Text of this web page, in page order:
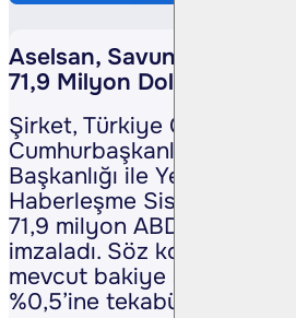
Aselsan, Savunma Sanayii
71,9 Milyon Dolarlık
Şirket, Türkiye Cumhuriyeti
Cumhurbaşkanlığı
Başkanlığı ile Yeni Nesil Ağ
Haberleşme Sistemleri
71,9 milyon ABD doları
imzaladı. Söz konusu tutar,
mevcut bakiye
%0,5’ine tekabül